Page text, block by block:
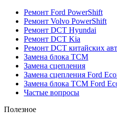
Ремонт Ford PowerShift
Ремонт Volvo PowerShift
Ремонт DCT Hyundai
Ремонт DCT Kia
Ремонт DCT китайских
Замена блока TCM
Замена сцепления
Замена сцепления Ford
Замена блока TCM Ford
Частые вопросы
Полезное